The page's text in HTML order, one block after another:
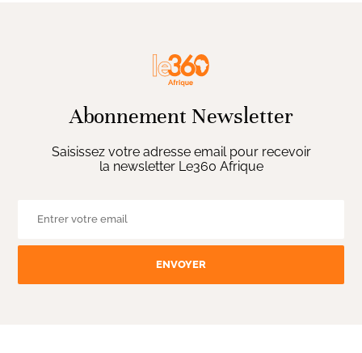
Abonnement Newsletter
Saisissez votre adresse email pour recevoir
la newsletter Le360 Afrique
ENVOYER